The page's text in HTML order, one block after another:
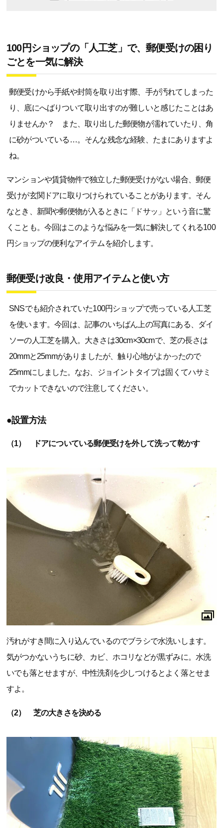
100円ショップの「人工芝」で、郵便受けの困り
ごとを一気に解決
郵便受けから手紙や封筒を取り出す際、手が汚れてしまった
り、底にへばりついて取り出すのが難しいと感じたことはあ
りませんか？ また、取り出した郵便物が濡れていたり、角
に砂がついている…。そんな残念な経験、たまにありますよ
ね。
マンションや賃貸物件で独立した郵便受けがない場合、郵便
受けが玄関ドアに取りつけられていることがあります。そん
なとき、新聞や郵便物が入るときに「ドサッ」という音に驚
くことも。今回はこのような悩みを一気に解決してくれる100
円ショップの便利なアイテムを紹介します。
郵便受け改良・使用アイテムと使い方
SNSでも紹介されていた100円ショップで売っている人工芝
を使います。今回は、記事のいちばん上の写真にある、ダイ
ソーの人工芝を購入。大きさは30cm×30cmで、芝の長さは
20mmと25mmがありましたが、触り心地がよかったので
25mmにしました。なお、ジョイントタイプは固くてハサミ
でカットできないので注意してください。
●設置方法
（1） ドアについている郵便受けを外して洗って乾かす
汚れがすき間に入り込んでいるのでブラシで水洗いします。
気がつかないうちに砂、カビ、ホコリなどが黒ずみに。水洗
いでも落とせますが、中性洗剤を少しつけるとよく落とせま
すよ。
（2） 芝の大きさを決める